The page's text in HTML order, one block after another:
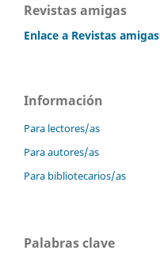
Revistas amigas
Enlace a Revistas amigas
Información
Para lectores/as
Para autores/as
Para bibliotecarios/as
Palabras clave